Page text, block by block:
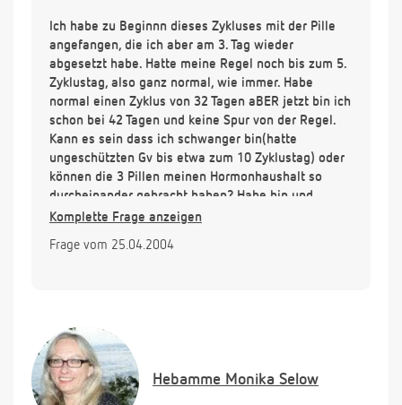
Ich habe zu Beginnn dieses Zykluses mit der Pille
angefangen, die ich aber am 3. Tag wieder
abgesetzt habe. Hatte meine Regel noch bis zum 5.
Zyklustag, also ganz normal, wie immer. Habe
normal einen Zyklus von 32 Tagen aBER jetzt bin ich
schon bei 42 Tagen und keine Spur von der Regel.
Kann es sein dass ich schwanger bin(hatte
ungeschützten Gv bis etwa zum 10 Zyklustag) oder
können die 3 Pillen meinen Hormonhaushalt so
durcheinander gebracht haben? Habe hin und
wieder Unterleibsziehen und stechen. Vor 6 Tagen
bekomme, war aber nichts, habe nur ziemlich
bisschen Übelkeit. Bin auch nicht auffallend müde...
Komplette Frage anzeigen
Frage vom 25.04.2004
Hebamme Monika Selow